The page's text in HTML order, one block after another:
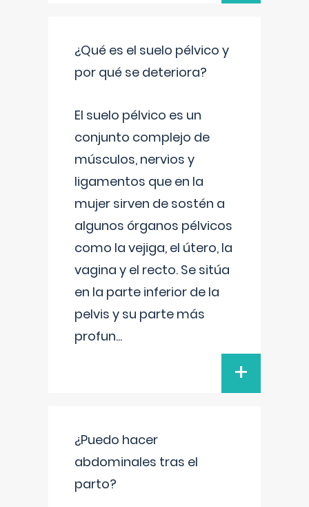
¿Qué es el suelo pélvico y
por qué se deteriora?
El suelo pélvico es un
conjunto complejo de
músculos, nervios y
ligamentos que en la
mujer sirven de sostén a
algunos órganos pélvicos
como la vejiga, el útero, la
vagina y el recto. Se sitúa
en la parte inferior de la
pelvis y su parte más
profun...
+
¿Puedo hacer
abdominales tras el
parto?